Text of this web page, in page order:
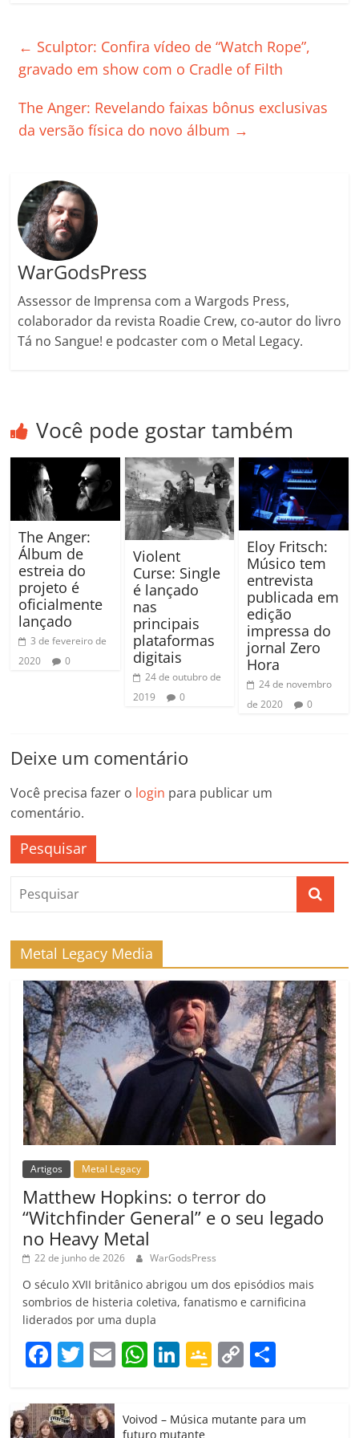
e
b
o
k
er l s
A
p
e
dI
gl
e
a
ss
y
Li
k
p
ar
h
← Sculptor: Confira vídeo de “Watch Rope”,
gravado em show com o Cradle of Filth
The Anger: Revelando faixas bônus exclusivas
da versão física do novo álbum →
WarGodsPress
Assessor de Imprensa com a Wargods Press,
colaborador da revista Roadie Crew, co-autor do livro
Tá no Sangue! e podcaster com o Metal Legacy.
Você pode gostar também
The Anger:
Álbum de
estreia do
projeto é
oficialmente
lançado
3 de fevereiro de
2020
0
Violent
Curse: Single
é lançado
nas
principais
plataformas
digitais
24 de outubro de
2019
0
Eloy Fritsch:
Músico tem
entrevista
publicada em
edição
impressa do
jornal Zero
Hora
24 de novembro
de 2020
0
Deixe um comentário
Você precisa fazer o login para publicar um
comentário.
Pesquisar
Metal Legacy Media
Artigos Metal Legacy
Matthew Hopkins: o terror do
“Witchfinder General” e o seu legado
no Heavy Metal
22 de junho de 2026 WarGodsPress
O século XVII britânico abrigou um dos episódios mais
sombrios de histeria coletiva, fanatismo e carnificina
liderados por uma dupla
F
c
T
itt
E
ai
W
at
Li
k
G C
Voivod – Música mutante para um
futuro mutante